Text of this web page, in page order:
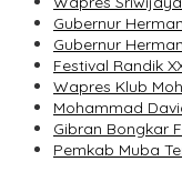
Gubernur
Gubernur
Festival Randik
Wapres Klub
Mohammad
Gibran Bongkar
Pemkab Muba